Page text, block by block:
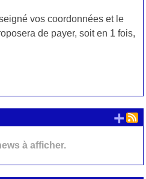
vos coordonnées et le
de payer, soit en 1 fois,
à afficher.
+